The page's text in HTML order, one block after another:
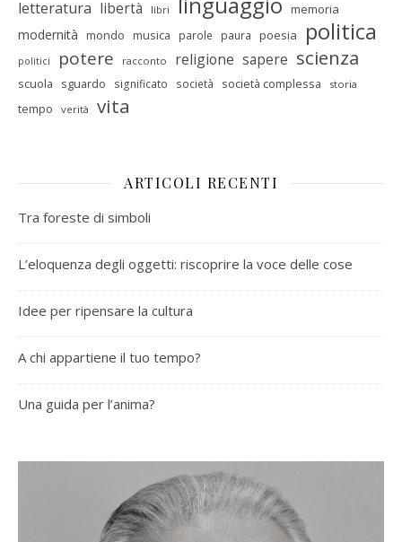
letteratura libertà libri memoria
modernità mondo musica parole paura poesia politica
politici potere racconto religione sapere scienza
scuola sguardo significato società società complessa storia
tempo verità vita
ARTICOLI RECENTI
Tra foreste di simboli
L’eloquenza degli oggetti: riscoprire la voce delle cose
Idee per ripensare la cultura
A chi appartiene il tuo tempo?
Una guida per l’anima?